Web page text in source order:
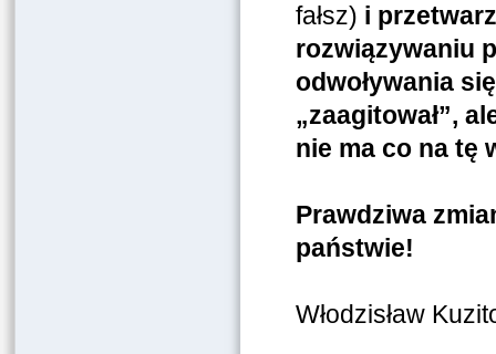
fałsz) i
rozwiązywaniu
odwoływania
„zaagitował”,
nie ma co na tę
Prawdziwa
państwie!
Włodzisław